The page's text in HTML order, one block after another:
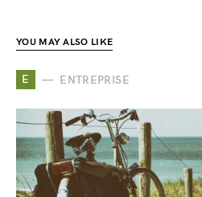
YOU MAY ALSO LIKE
E ENTREPRISE